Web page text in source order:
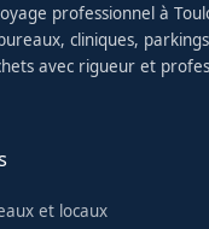
professionnel à
cliniques,
avec rigueur et
et locaux